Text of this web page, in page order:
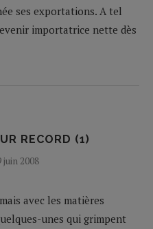
ses exportations. A tel
importatrice nette dès
RECORD (1)
juin 2008
avec les matières
unes qui grimpent